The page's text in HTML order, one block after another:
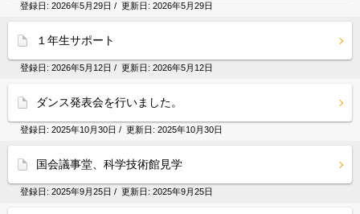
登録日: 2026年5月29日 / 更新日: 2026年5月29日
１年生サポート
登録日: 2026年5月12日 / 更新日: 2026年5月12日
ダンス発表会を行いました。
登録日: 2025年10月30日 / 更新日: 2025年10月30日
国会議事堂、科学技術館見学
登録日: 2025年9月25日 / 更新日: 2025年9月25日